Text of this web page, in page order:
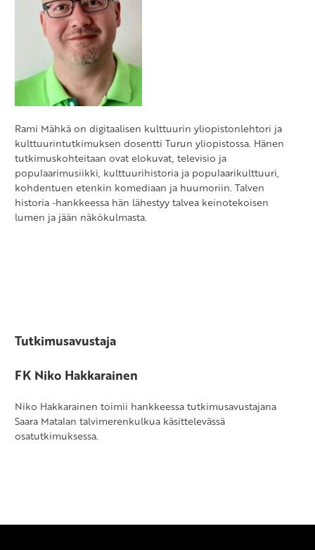
Rami Mähkä on digitaalisen kulttuurin yliopistonlehtori ja
kulttuurintutkimuksen dosentti Turun yliopistossa. Hänen
tutkimuskohteitaan ovat elokuvat, televisio ja
populaarimusiikki, kulttuurihistoria ja populaarikulttuuri,
kohdentuen etenkin komediaan ja huumoriin. Talven
historia -hankkeessa hän lähestyy talvea keinotekoisen
lumen ja jään näkökulmasta.
Tutkimusavustaja
FK Niko Hakkarainen
Niko Hakkarainen toimii hankkeessa tutkimusavustajana
Saara Matalan talvimerenkulkua käsittelevässä
osatutkimuksessa.